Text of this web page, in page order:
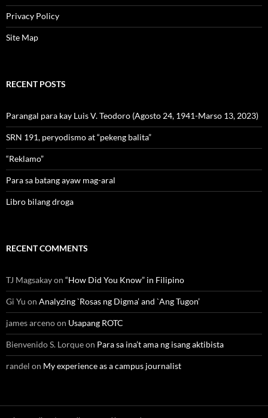
Privacy Policy
Site Map
RECENT POSTS
Parangal para kay Luis V. Teodoro (Agosto 24, 1941-Marso 13, 2023)
SRN 191, peryodismo at “pekeng balita”
“Reklamo”
Para sa batang ayaw mag-aral
Libro bilang droga
RECENT COMMENTS
TJ Magsakayon “How Did You Know” in Filipino
Gi Yu on Analyzing `Rosas ng Digma’ and `Ang Tugon’
james arcenoon Usapang ROTC
Bienvenido S. Lorqueon Para sa ina’t ama ng isang aktibista
randel on My experience as a campus journalist